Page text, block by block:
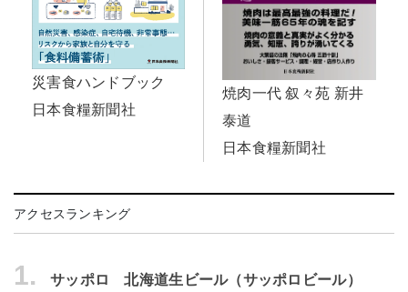
災害食ハンドブック
日本食糧新聞社
焼肉一代 叙々苑 新井
泰道
日本食糧新聞社
アクセスランキング
1.
サッポロ 北海道生ビール（サッポロビール）